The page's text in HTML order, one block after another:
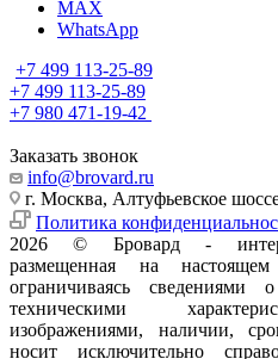
MAX
WhatsApp
+7 499 113-25-89
+7 499 113-25-89
+7 980 471-19-42
Заказать звонок
info@brovard.ru
г. Москва, Алтуфьевское
Политика
2026 © Бровард -
размещенная на
ограничиваясь
техническими
изображениями, наличии,
носит исключительно